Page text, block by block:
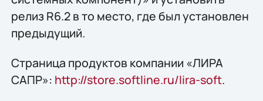
релиз R6.2 в то место, где был установлен
предыдущий.
Страница продуктов компании «ЛИРА
САПР»: http://store.softline.ru/lira-soft.